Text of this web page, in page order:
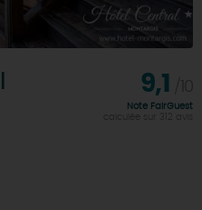
9,1
Note FairGuest